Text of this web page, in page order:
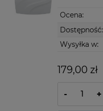
Ocena:
Dostępność:
Wysyłka w:
179,00 zł
- +